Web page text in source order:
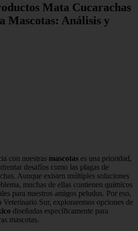
Mata Cucarachas
Mascotas: Análisis y
con nuestras mascotas es una prioridad,
desafíos como las plagas de
Aunque existen múltiples soluciones
muchas de ellas contienen químicos
para nuestros amigos peludos. Por eso,
Veterinario Sur, exploraremos opciones de
diseñadas específicamente para
mascotas.